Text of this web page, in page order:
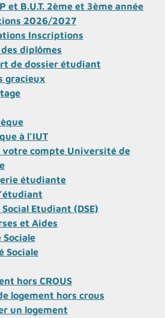
et B.U.T. 2ème et 3ème année
2026/2027
Inscriptions
diplômes
de dossier étudiant
gracieux
à l’IUT
compte Université de
étudiante
Social Etudiant (DSE)
et Aides
Sociale
Sociale
hors CROUS
logement hors crous
un logement